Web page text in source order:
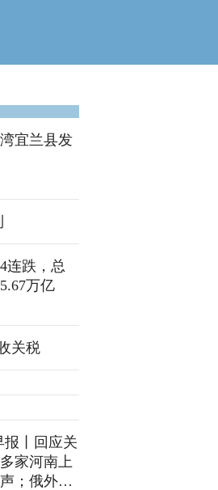
宜兰县发
连跌，总
万亿
关税
报丨回应关
家河南上
；俄外交